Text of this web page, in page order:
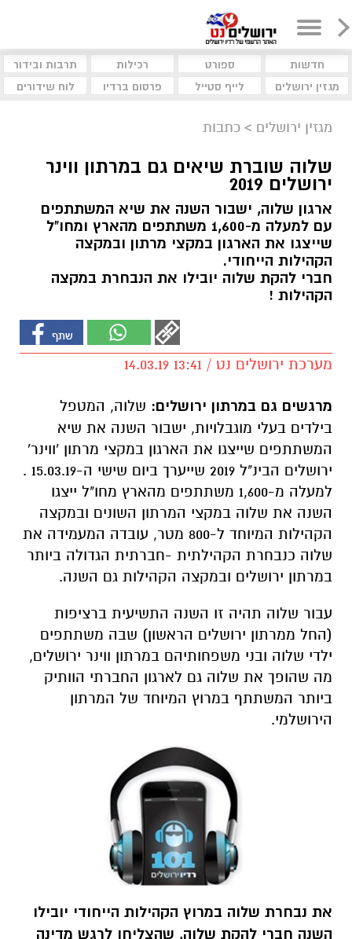
חדשות ספורט רכילות
תרבות ובידור
מגזין ירושלים
לייף סטייל פרסום ברדיו לוח שידורים
מגזין ירושלים > כתבות
שלוה שוברת שיאים גם במרתון ווינר
ירושלים 2019
ארגון שלוה, ישבור השנה את שיא המשתתפים
עם למעלה מ-1,600 משתתפים מהארץ ומחו"ל
שייצגו את הארגון במקצי מרתון ובמקצה
הקהילות הייחודי.
חברי להקת שלוה יובילו את הנבחרת במקצה
הקהילות !
מערכת ירושלים נט / 13:41 14.03.19
מרגשים גם במרתון ירושלים: שלוה, המטפל
בילדים בעלי מוגבלויות, ישבור השנה את שיא
המשתתפים שייצגו את הארגון במקצי מרתון 'ווינר'
ירושלים הבינ"ל 2019 שייערך ביום שישי ה-15.03.19 .
למעלה מ-1,600 משתתפים מהארץ מחו"ל ייצגו
השנה את שלוה במקצי המרתון השונים ובמקצה
הקהילות המיוחד ל-800 מטר, עובדה המעמידה את
שלוה כנבחרת הקהילתית -חברתית הגדולה ביותר
במרתון ירושלים ובמקצה הקהילות גם השנה.
עבור שלוה תהיה זו השנה התשיעית ברציפות
(החל ממרתון ירושלים הראשון) שבה משתתפים
ילדי שלוה ובני משפחותיהם במרתון ווינר ירושלים,
מה שהופך את שלוה גם לארגון החברתי הוותיק
ביותר המשתתף במרוץ המיוחד של המרתון
הירושלמי.
את נבחרת שלוה במרוץ הקהילות הייחודי יובילו
השנה חברי להקת שלוה, שהצליחו לרגש מדינה